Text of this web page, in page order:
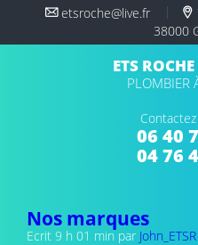
etsroche@live.fr
38000
ETS
PLOMBIER
Contactez
06 40
04 76
Nos marques
Ecrit 9 h 01 minpar John_ETSR